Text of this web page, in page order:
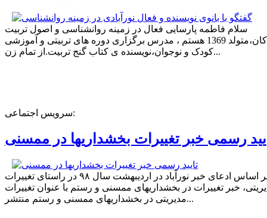
سلام فاطمه پارسایی فعال در زمینه روانشناسی و اصول تربیت
کودکان،متولد 1369 هستم ، مدرس برگزاری دوره های تربیتی و آموزشی
کودک و نوجوان،نویسنده ی کتاب گنج تربیت.از تمام زن...
سرویس اجتماعی:
رسمی خبر تغییرات بخشداریها در ممسنی
بر اساس ادعای خبر نورآباد در اردیبهشت سال ۹۸ در راستای تغییرات
خبر تغییرات در بخشداریهای ممسنی و رستم با عنوان تغییرات
مدیریتی در بخشداریهای ممسنی و رستم منتشر...